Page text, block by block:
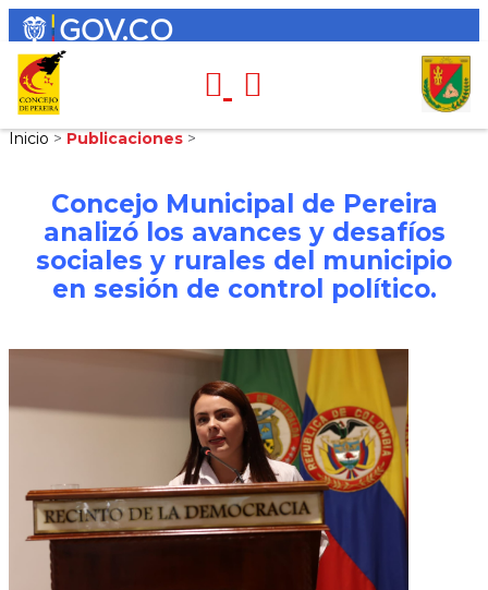
Inicio > Publicaciones >
Concejo Municipal de Pereira
analizó los avances y desafíos
sociales y rurales del municipio
en sesión de control político.